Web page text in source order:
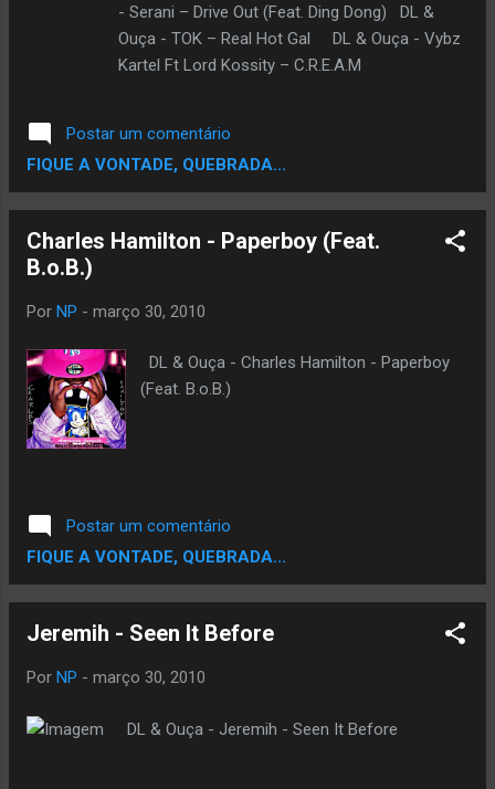
- Serani – Drive Out (Feat. Ding Dong) DL &
Ouça - TOK – Real Hot Gal DL & Ouça - Vybz
Kartel Ft Lord Kossity – C.R.E.A.M
Postar um comentário
FIQUE A VONTADE, QUEBRADA...
Charles Hamilton - Paperboy (Feat.
B.o.B.)
Por NP - março 30, 2010
DL & Ouça - Charles Hamilton - Paperboy
(Feat. B.o.B.)
Postar um comentário
FIQUE A VONTADE, QUEBRADA...
Jeremih - Seen It Before
Por NP - março 30, 2010
DL & Ouça - Jeremih - Seen It Before